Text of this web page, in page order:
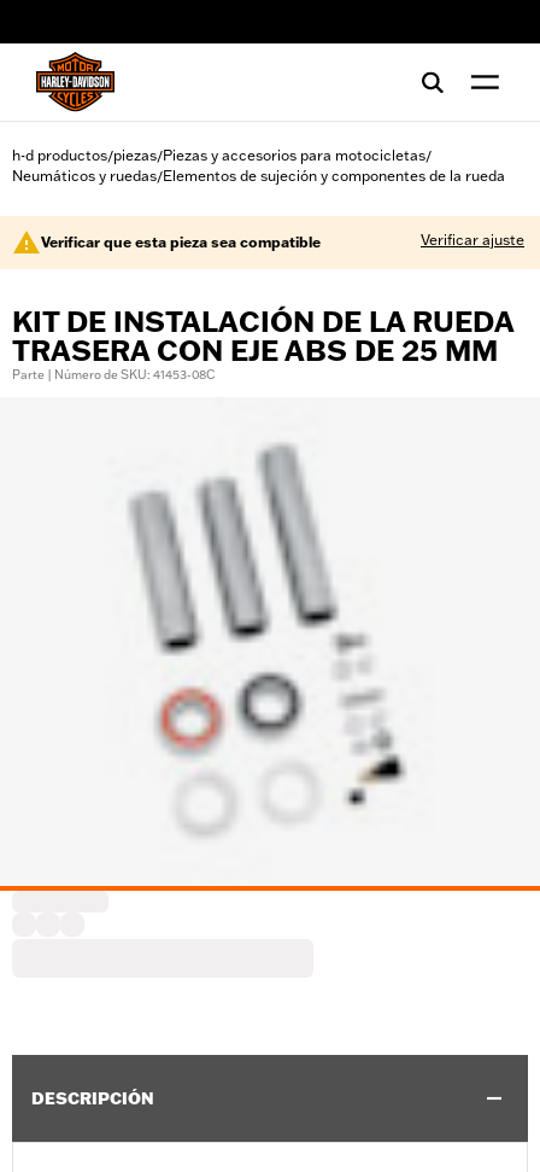
h-d productos/piezas/Piezas y accesorios para motocicletas/
Neumáticos y ruedas/Elementos de sujeción y componentes de la rueda
Verificar que esta pieza sea compatible Verificar ajuste
KIT DE INSTALACIÓN DE LA RUEDA
TRASERA CON EJE ABS DE 25 MM
Parte | Número de SKU: 41453-08C
DESCRIPCIÓN